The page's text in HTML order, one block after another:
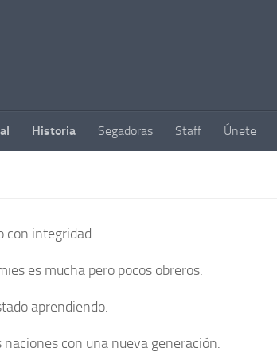
Historia Segadoras Staff Únete
con integridad.
es mucha pero pocos obreros.
aprendiendo.
con una nueva generación.